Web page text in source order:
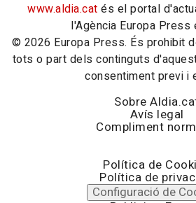
www.aldia.cat és el portal
l'Agència Europa Press
© 2026 Europa Press. És prohibit
tots o part dels continguts
consentiment previ i
Sobre
Avís legal
Compliment
Política de
Política de
Configuració de